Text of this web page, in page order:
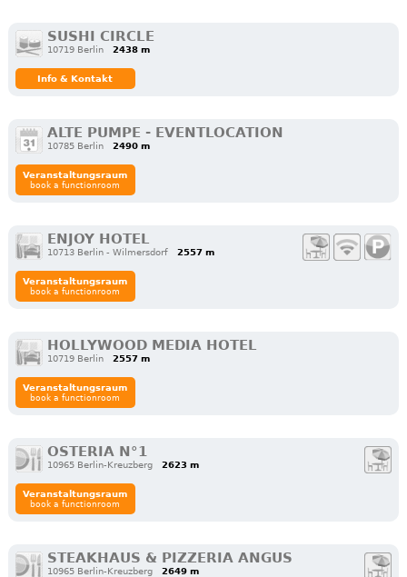
SUSHI CIRCLE
10719 Berlin 2438 m
Info & Kontakt
ALTE PUMPE - EVENTLOCATION
10785 Berlin 2490 m
Veranstaltungsraum
book a functionroom
ENJOY HOTEL
10713 Berlin - Wilmersdorf 2557 m
Veranstaltungsraum
book a functionroom
HOLLYWOOD MEDIA HOTEL
10719 Berlin 2557 m
Veranstaltungsraum
book a functionroom
OSTERIA N°1
10965 Berlin-Kreuzberg 2623 m
Veranstaltungsraum
book a functionroom
STEAKHAUS & PIZZERIA ANGUS
10965 Berlin-Kreuzberg 2649 m